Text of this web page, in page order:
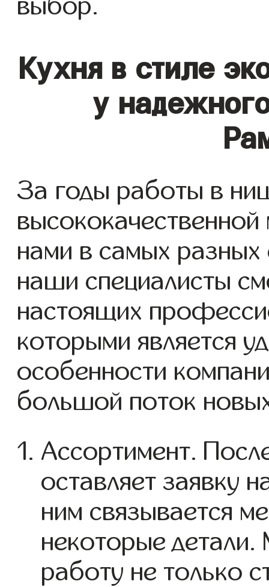
выбор.
Кухня в стиле
у
За годы работы в
нами в самых разных
наши специалисты
настоящих
которыми является
особенности
большой поток
Ассортимент.
оставляет заявку
ним связывается
некоторые
работу не только